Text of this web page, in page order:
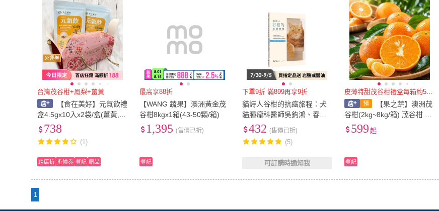
免運券
台灣茂谷柑+鳯梨+薑黃
【食在美好】元氣飲禮
盒4.5gx10入x2袋/盒(薑黃,蘋
果,茂谷柑,鳳梨,老薑)
738
(1)
跨店折 折價券 登記 贈品
最高享88折
【WANG 蔬果】澳洲黃金茂
谷柑8kgx1箱(43-50顆/箱)
1,395 (售價已折)
登記
下單9折 滿899再享9折
貓詩人谷柑的抗癌旅程：犬
貓腫瘤科醫師吳鈞鴻、春花
媽攜手協助家長面對毛孩疾
432 (售價已折)
(5)
可訂購時通知我
皮薄特甜茂谷柑禮盒每箱約5斤±
【果之蔬】澳洲茂
谷柑(2kg~8kg/箱) 茂谷柑 澳
洲 599 起
登記
1